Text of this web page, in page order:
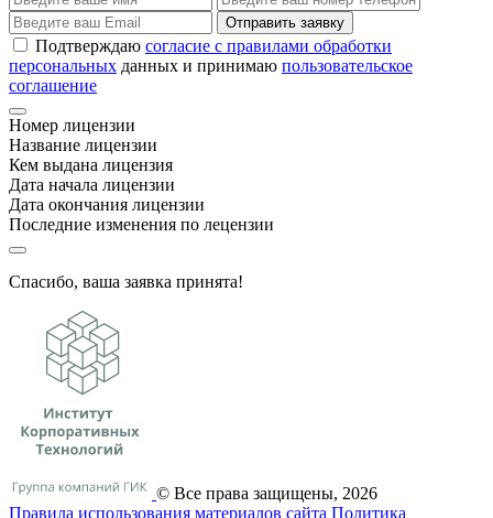
Отправить заявку
Подтверждаю согласие с правилами обработки
персональных данных и принимаю пользовательское
соглашение
Номер лицензии
Название лицензии
Кем выдана лицензия
Дата начала лицензии
Дата окончания лицензии
Последние изменения по лецензии
Спасибо, ваша заявка принята!
© Все права защищены, 2026
Правила использования материалов сайта Политика